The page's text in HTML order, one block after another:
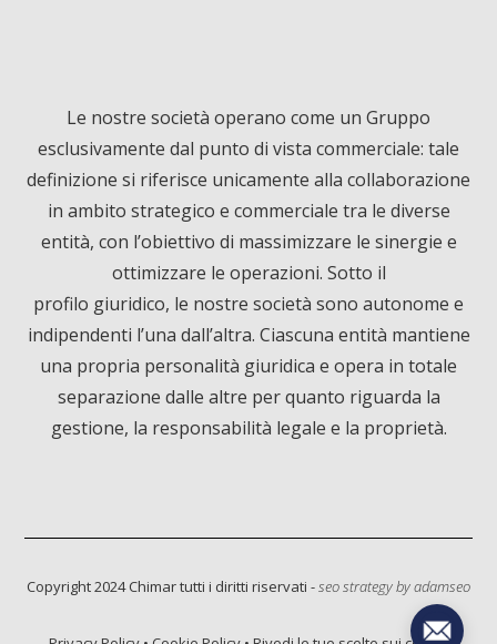
e
b
o
o
k
e
d
I
n
T
u
b
e
Le nostre società operano come un Gruppo
esclusivamente dal punto di vista commerciale: tale
definizione si riferisce unicamente alla collaborazione
in ambito strategico e commerciale tra le diverse
entità, con l’obiettivo di massimizzare le sinergie e
ottimizzare le operazioni. Sotto il
profilo giuridico, le nostre società sono autonome e
indipendenti l’una dall’altra. Ciascuna entità mantiene
una propria personalità giuridica e opera in totale
separazione dalle altre per quanto riguarda la
gestione, la responsabilità legale e la proprietà.
Copyright 2024 Chimar tutti i diritti riservati -seo strategy byadamseo
Informativa sulla raccolta